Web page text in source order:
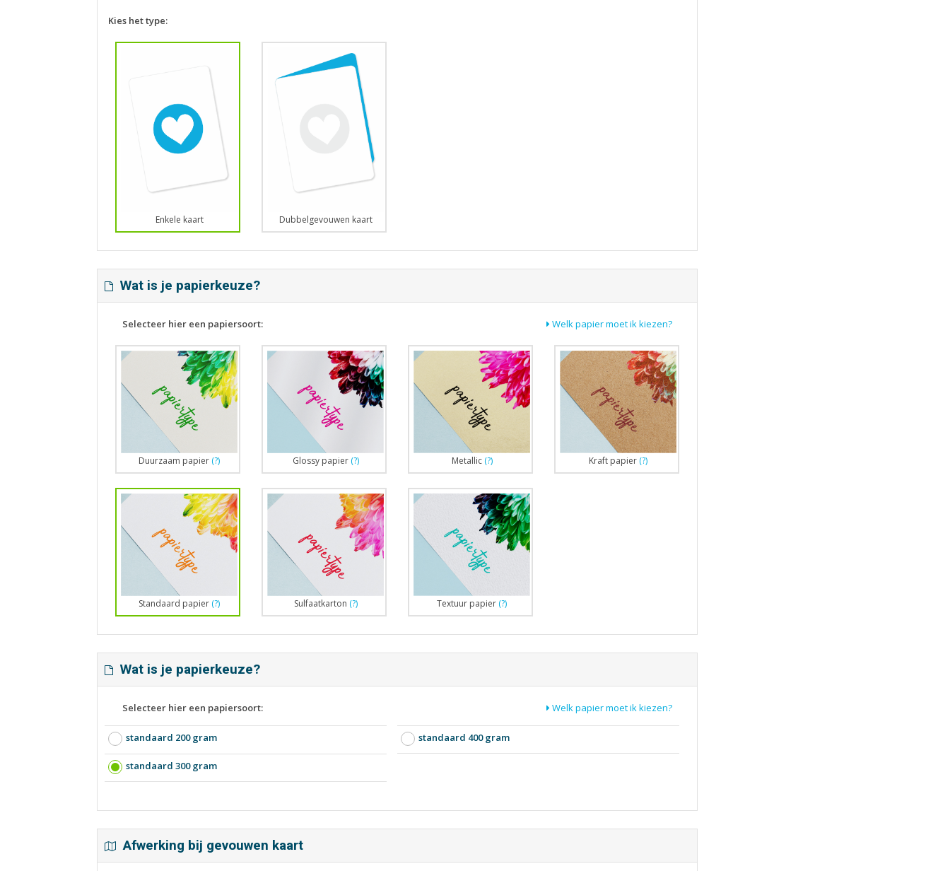
Kies het type:
Enkele kaart Dubbelgevouwen kaart
Wat is je papierkeuze?
Selecteer hier een papiersoort: Welk papier moet ik kiezen?
Duurzaam papier (?) Glossy papier (?) Metallic (?) Kraft papier (?)
Standaard papier (?) Sulfaatkarton (?) Textuur papier (?)
Wat is je papierkeuze?
Selecteer hier een papiersoort: Welk papier moet ik kiezen?
standaard 200 gram
standaard 300 gram
standaard 400 gram
Afwerking bij gevouwen kaart